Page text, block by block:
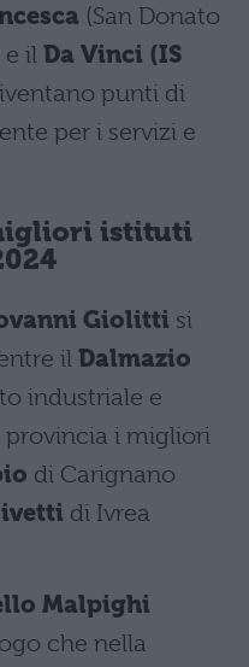
(San Donato
il Da Vinci (IS
punti di
per i servizi e
istituti
Giolitti si
il Dalmazio
industriale e
provincia i migliori
di Carignano
di Ivrea
Malpighi
che nella